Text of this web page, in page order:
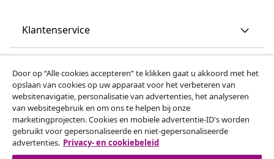
Klantenservice
vidaXL
Ontdek meer
Door op “Alle cookies accepteren” te klikken gaat u akkoord met het
opslaan van cookies op uw apparaat voor het verbeteren van
websitenavigatie, personalisatie van advertenties, het analyseren
van websitegebruik en om ons te helpen bij onze
marketingprojecten. Cookies en mobiele advertentie-ID's worden
gebruikt voor gepersonaliseerde en niet-gepersonaliseerde
advertenties. Privacy- en cookiebeleid